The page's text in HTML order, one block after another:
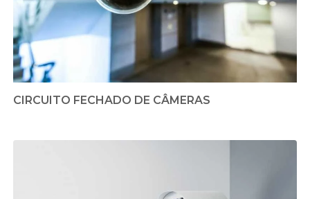
CIRCUITO FECHADO DE CÂMERAS